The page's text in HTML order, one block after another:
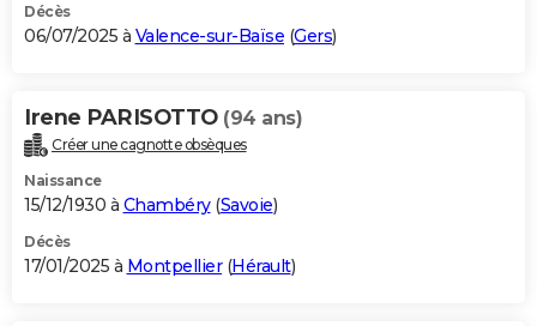
Décès
06/07/2025 à Valence-sur-Baïse (Gers)
Irene PARISOTTO (94 ans)
Créer une cagnotte obsèques
Naissance
15/12/1930 à Chambéry(Savoie)
Décès
17/01/2025 à Montpellier(Hérault)